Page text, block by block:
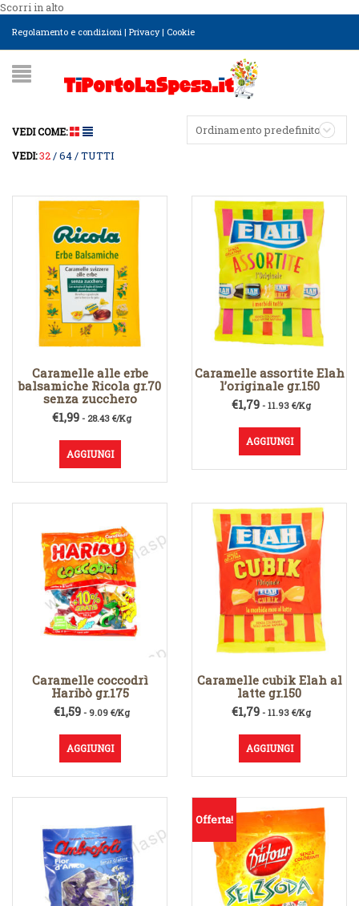
Scorri in alto
Regolamento e condizioni | Privacy| Cookie
Ordinamento predefinito
VEDI COME:
VEDI:32 64 TUTTI
Caramelle alle erbe
balsamiche Ricola gr.70
senza zucchero
€1,99 - 28.43 €/Kg
AGGIUNGI
Caramelle assortite Elah
l’originale gr.150
€1,79 - 11.93 €/Kg
AGGIUNGI
Caramelle coccodrì
Haribò gr.175
€1,59 - 9.09 €/Kg
AGGIUNGI
Caramelle cubik Elah al
latte gr.150
€1,79 - 11.93 €/Kg
AGGIUNGI
Offerta!